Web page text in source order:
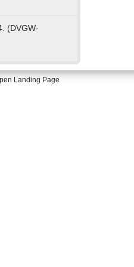
(DVGW-
Landing Page